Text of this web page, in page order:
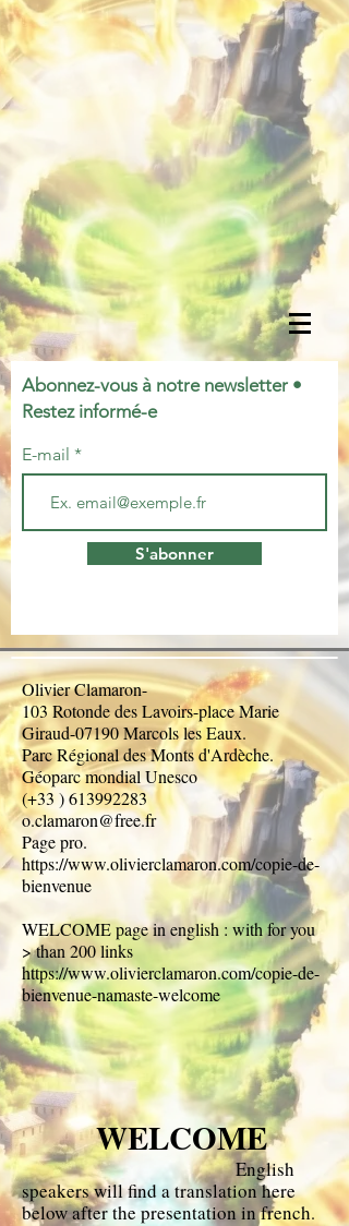
Abonnez-vous à notre newsletter •
Restez informé-e
E-mail
S'abonner
Olivier Clamaron-
103 Rotonde des Lavoirs-place Marie
Giraud-07190 Marcols les Eaux.
Parc Régional des Monts d'Ardèche.
Géoparc mondial Unesco
(+33 ) 613992283
o.clamaron@free.fr
Page pro.
https://www.olivierclamaron.com/copie-de-
bienvenue
WELCOME page in english : with for you
> than 200 links
https://www.olivierclamaron.com/copie-de-
bienvenue-namaste-welcome
WELCOME
E​nglish
speakers will find a translation here
below after the presentation in french.